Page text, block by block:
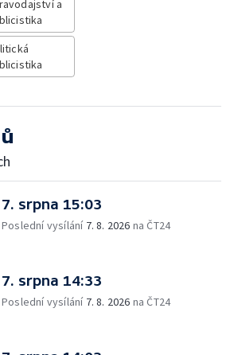
a
7. srpna 15:03
Poslední vysílání 7. 8. 2026 na ČT24
7. srpna 14:33
Poslední vysílání 7. 8. 2026 na ČT24